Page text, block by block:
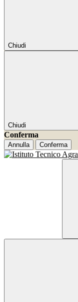
Chiudi
Chiudi
Conferma
Annulla Conferma